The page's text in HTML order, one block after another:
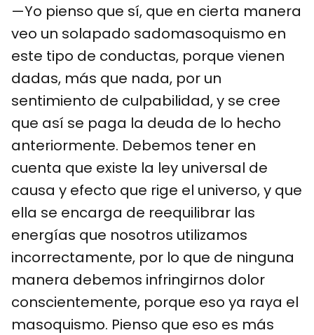
—Yo pienso que sí, que en cierta manera
veo un solapado sadomasoquismo en
este tipo de conductas, porque vienen
dadas, más que nada, por un
sentimiento de culpabilidad, y se cree
que así se paga la deuda de lo hecho
anteriormente. Debemos tener en
cuenta que existe la ley universal de
causa y efecto que rige el universo, y que
ella se encarga de reequilibrar las
energías que nosotros utilizamos
incorrectamente, por lo que de ninguna
manera debemos infringirnos dolor
conscientemente, porque eso ya raya el
masoquismo. Pienso que eso es más